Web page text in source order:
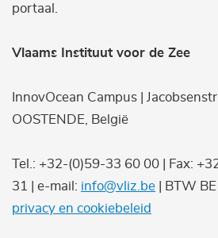
portaal.
Vlaams Instituut voor de Zee
InnovOcean Campus |
OOSTENDE, België
Tel.: +32-(0)59-33 60 00 | Fax:
31 | e-mail: info@vliz.be | BTW
privacy en cookiebeleid